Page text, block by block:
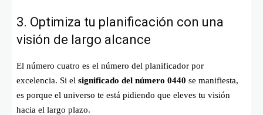
3. Optimiza tu planificación con una
visión de largo alcance
El número cuatro es el número del planificador por
excelencia. Si el significado del número 0440 se manifiesta,
es porque el universo te está pidiendo que eleves tu visión
hacia el largo plazo.